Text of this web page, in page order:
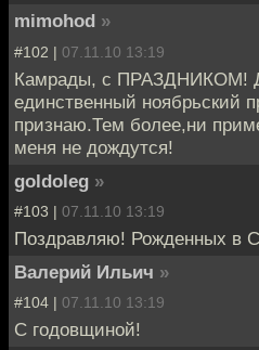
mimohod »
#102 | 07.11.10 13:19
Камрады, с ПРАЗДНИКОМ!
единственный ноябрьский
признаю.Тем более,ни
меня не дождутся!
goldoleg »
#103 | 07.11.10 13:19
Поздравляю! Рожденных в
Валерий Ильич »
#104 | 07.11.10 13:19
С годовщиной!